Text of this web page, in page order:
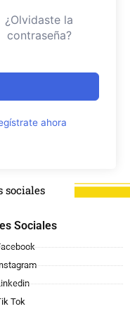
¿Olvidaste la
contraseña?
ahora
sociales
Sociales
Tok